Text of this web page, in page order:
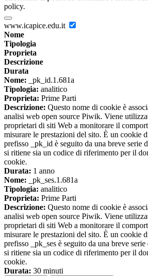
policy.
www.icapice.edu.it
Nome
Tipologia
Proprieta
Descrizione
Durata
Nome: _pk_id.1.681a
Tipologia: analitico
Proprieta: Prime Parti
Descrizione: Questo nome di cookie è
analisi web open source Piwik. Viene
proprietari di siti Web a monitorare il
misurare le prestazioni del sito. È un cookie
prefisso _pk_id è seguito da una breve serie
si ritiene sia un codice di riferimento per il
cookie.
Durata: 1 anno
Nome: _pk_ses.1.681a
Tipologia: analitico
Proprieta: Prime Parti
Descrizione: Questo nome di cookie è
analisi web open source Piwik. Viene
proprietari di siti Web a monitorare il
misurare le prestazioni del sito. È un cookie
prefisso _pk_ses è seguito da una breve
si ritiene sia un codice di riferimento per il
cookie.
Durata: 30 minuti